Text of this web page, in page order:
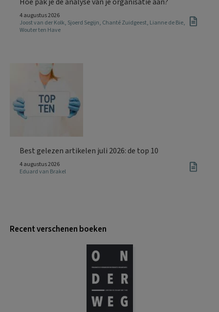
4 augustus 2026
Joost van der Kolk, Sjoerd Segijn, Chanté Zuidgeest, Lianne de Bie,
Wouter ten Have
Best gelezen artikelen juli 2026: de top 10
4 augustus 2026
Eduard van Brakel
Recent verschenen boeken